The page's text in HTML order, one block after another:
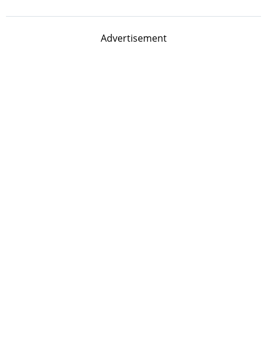
Advertisement